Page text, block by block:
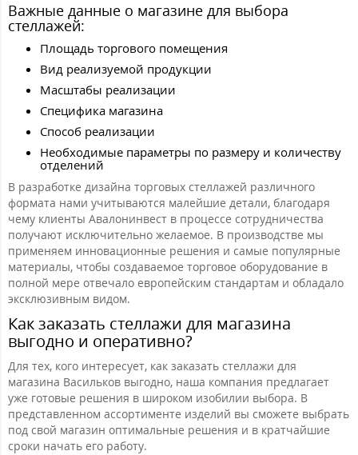
Важные данные о магазине для выбора
стеллажей:
Площадь торгового помещения
Вид реализуемой продукции
Масштабы реализации
Специфика магазина
Способ реализации
Необходимые параметры по размеру и количеству
отделений
В разработке дизайна торговых стеллажей различного
формата нами учитываются малейшие детали, благодаря
чему клиенты Авалонинвест в процессе сотрудничества
получают исключительно желаемое. В производстве мы
применяем инновационные решения и самые популярные
материалы, чтобы создаваемое торговое оборудование в
полной мере отвечало европейским стандартам и обладало
эксклюзивным видом.
Как заказать стеллажи для магазина
выгодно и оперативно?
Для тех, кого интересует, как заказать стеллажи для
магазина Васильков выгодно, наша компания предлагает
уже готовые решения в широком изобилии выбора. В
представленном ассортименте изделий вы сможете выбрать
под свой магазин оптимальные решения и в кратчайшие
сроки начать его работу.